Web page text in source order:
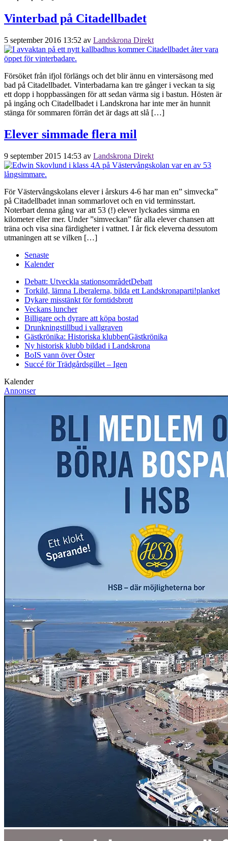
Vinterbad på Citadellbadet
5 september 2016 13:52 av Landskrona Direkt
Försöket från ifjol förlängs och det blir ännu en vintersäsong med
bad på Citadellbadet. Vinterbadarna kan tre gånger i veckan ta sig
ett dopp i hoppbassängen för att sedan värma sig i bastun. Hösten är
på ingång och Citadellbadet i Landskrona har inte mer än hunnit
stänga för sommaren förrän det är dags att slå […]
Elever simmade flera mil
9 september 2015 14:53 av Landskrona Direkt
För Västervångskolans elever i årskurs 4-6 har man en” simvecka”
på Citadellbadet innan sommarlovet och en vid terminsstart.
Noterbart denna gång var att 53 (!) elever lyckades simma en
kilometer eller mer. Under ”simveckan” får alla elever chansen att
träna och visa sina färdigheter i vattnet. I år fick eleverna dessutom
utmaningen att se vilken […]
Senaste
Kalender
Debatt: Utveckla stationsområdetDebatt
Torkild, lämna Liberalerna, bilda ett Landskronaparti!planket
Dykare misstänkt för forntidsbrott
Veckans luncher
Billigare och dyrare att köpa bostad
Drunkningstillbud i vallgraven
Gästkrönika: Historiska klubbenGästkrönika
Ny historisk klubb bildad i Landskrona
BoIS vann över Öster
Succé för Trädgårdsgillet – Igen
Kalender
Annonser